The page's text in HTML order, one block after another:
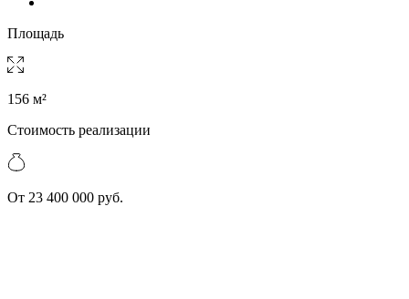
Площадь
156 м²
Стоимость реализации
От 23 400 000 руб.